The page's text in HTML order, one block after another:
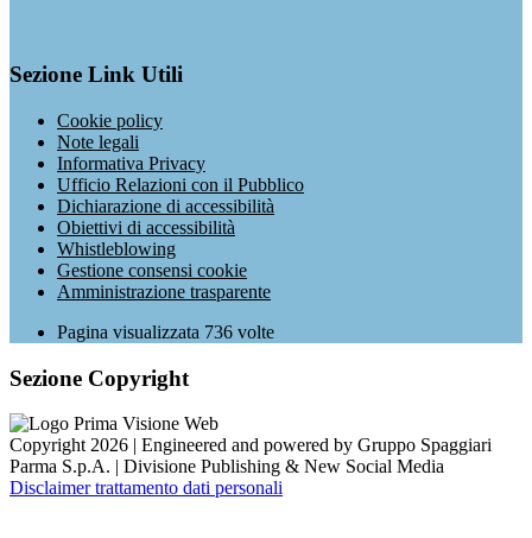
Sezione Link Utili
Cookie policy
Note legali
Informativa Privacy
Ufficio Relazioni con il Pubblico
Dichiarazione di accessibilità
Obiettivi di accessibilità
Whistleblowing
Gestione consensi cookie
Amministrazione trasparente
Pagina visualizzata 736 volte
Sezione Copyright
Copyright 2026 | Engineered and powered by Gruppo Spaggiari
Parma S.p.A. | Divisione Publishing & New Social Media
Disclaimer trattamento dati personali